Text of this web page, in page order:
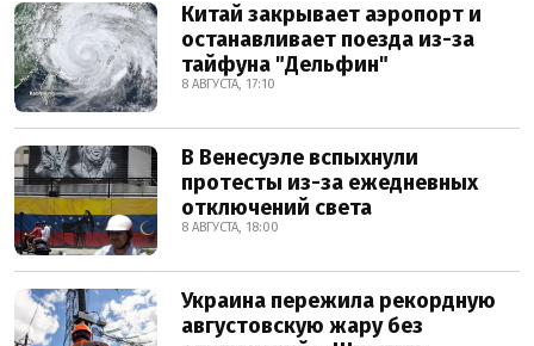
Китай закрывает аэропорт и
останавливает поезда из-за
тайфуна "Дельфин"
8 АВГУСТА, 17:10
В Венесуэле вспыхнули
протесты из-за ежедневных
отключений света
8 АВГУСТА, 18:00
Украина пережила рекордную
августовскую жару без